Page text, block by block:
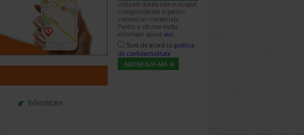
Infertilitate
Utilizam datele tale in scopul
corespondentei si pentru
comunicari comerciale.
Pentru a citi mai multe
informatii apasa aici.
Sunt de acord cu politica
de confidentialitate